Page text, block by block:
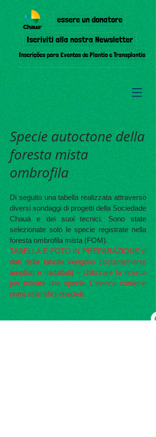
essere un donatore
Iscriviti alla nostra Newsletter
Inscrições para Eventos de Plantio e Transplantio
Specie autoctone della
foresta mista
ombrofila
Di seguito una tabella realizzata attraverso
diversi sondaggi di progetti della Sociedade
Chauá e dei suoi tecnici. Sono state
selezionate solo le specie registrate nella
foresta ombrofila mista (FOM).
TABELLA E FOTO IN PREPARAZIONE (I
dati della tabella vengono costantemente
ampliati e riadattati) - Utilizzare la ricerca
per trovare una specie. L'elenco contiene
nomi scientifici obsoleti.